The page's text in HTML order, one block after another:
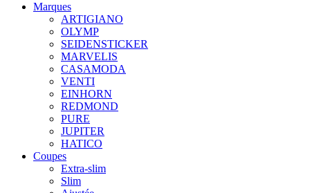
Marques
ARTIGIANO
OLYMP
SEIDENSTICKER
MARVELIS
CASAMODA
VENTI
EINHORN
REDMOND
PURE
JUPITER
HATICO
Coupes
Extra-slim
Slim